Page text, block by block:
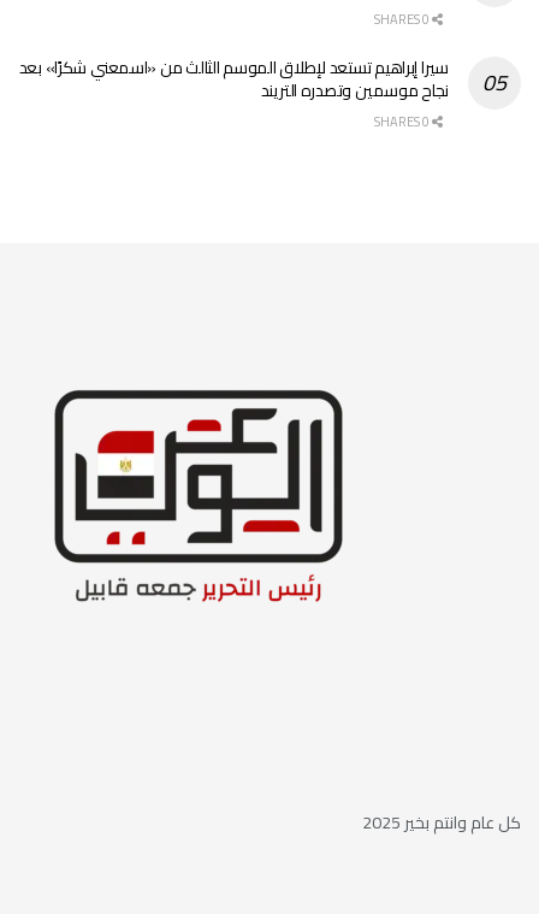
سيرا إبراهيم تستعد لإطلاق الموسم الثالث من «اسمعني شكرًا» بعد
نجاح موسمين وتصدره التريند
كل عام وانتم بخير 2025